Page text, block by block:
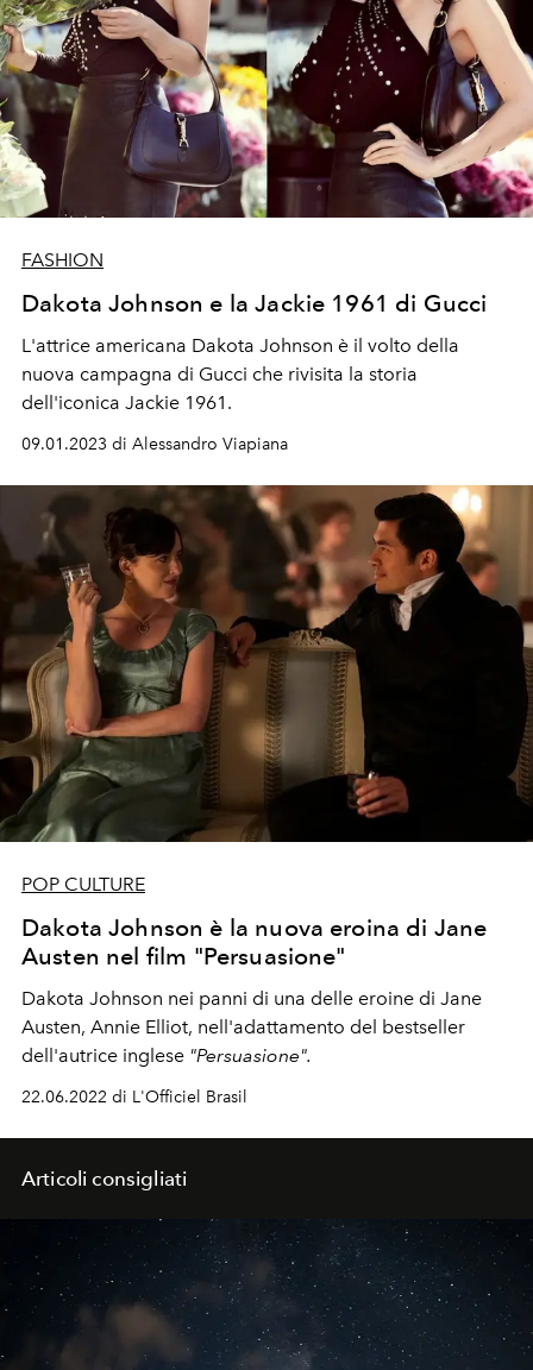
FASHION
Dakota Johnson e la Jackie 1961 di Gucci
L'attrice americana Dakota Johnson è il volto della
nuova campagna di Gucci che rivisita la storia
dell'iconica Jackie 1961.
09.01.2023 di Alessandro Viapiana
POP CULTURE
Dakota Johnson è la nuova eroina di Jane
Austen nel film "Persuasione"
Dakota Johnson nei panni di una delle eroine di Jane
Austen, Annie Elliot, nell'adattamento del bestseller
dell'autrice inglese "Persuasione".
22.06.2022 di L'Officiel Brasil
Articoli consigliati